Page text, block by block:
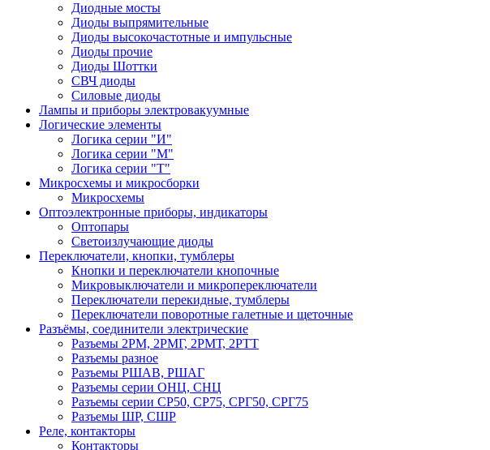
Диодные мосты
Диоды выпрямительные
Диоды высокочастотные и импульсные
Диоды прочие
Диоды Шоттки
СВЧ диоды
Силовые диоды
Лампы и приборы электровакуумные
Логические элементы
Логика серии "И"
Логика серии "М"
Логика серии "Т"
Микросхемы и микросборки
Микросхемы
Оптоэлектронные приборы, индикаторы
Оптопары
Светоизлучающие диоды
Переключатели, кнопки, тумблеры
Кнопки и переключатели кнопочные
Микровыключатели и микропереключатели
Переключатели перекидные, тумблеры
Переключатели поворотные галетные и щеточные
Разъёмы, соединители электрические
Разъемы 2РМ, 2РМГ, 2РМТ, 2РТТ
Разъемы разное
Разъемы РШАВ, РШАГ
Разъемы серии ОНЦ, СНЦ
Разъемы серии СР50, СР75, СРГ50, СРГ75
Разъемы ШР, СШР
Реле, контакторы
Контакторы